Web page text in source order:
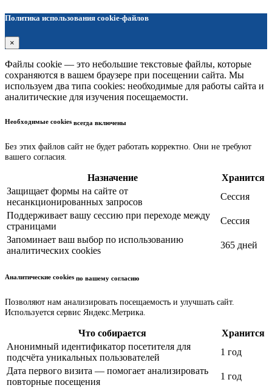
Политика использования cookie-файлов
×
Файлы cookie — это небольшие текстовые файлы, которые
сохраняются в вашем браузере при посещении сайта. Мы
используем два типа cookies: необходимые для работы сайта и
аналитические для изучения посещаемости.
Необходимые cookies всегда включены
Без этих файлов сайт не будет работать корректно. Они не требуют
вашего согласия.
Назначение
Хранится
Защищает формы на сайте от
несанкционированных запросов
Сессия
Поддерживает вашу сессию при переходе между
страницами
Сессия
Запоминает ваш выбор по использованию
аналитических cookies
365 дней
Аналитические cookies по вашему согласию
Позволяют нам анализировать посещаемость и улучшать сайт.
Используется сервис Яндекс.Метрика.
Что собирается
Хранится
Анонимный идентификатор посетителя для
подсчёта уникальных пользователей
1 год
Дата первого визита — помогает анализировать
повторные посещения
1 год